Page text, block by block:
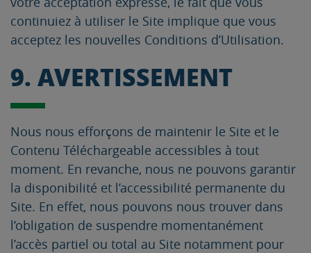
continuiez à utiliser le Site implique que vous
acceptez les nouvelles Conditions d’Utilisation.
9. AVERTISSEMENT
Nous nous efforçons de maintenir le Site et le
Contenu Téléchargeable accessibles à tout
moment. En revanche, nous ne pouvons garantir
la disponibilité et l’accessibilité permanente du
Site. En effet, nous pouvons nous trouver dans
l’obligation de suspendre momentanément
l’accès partiel ou total au Site notamment pour